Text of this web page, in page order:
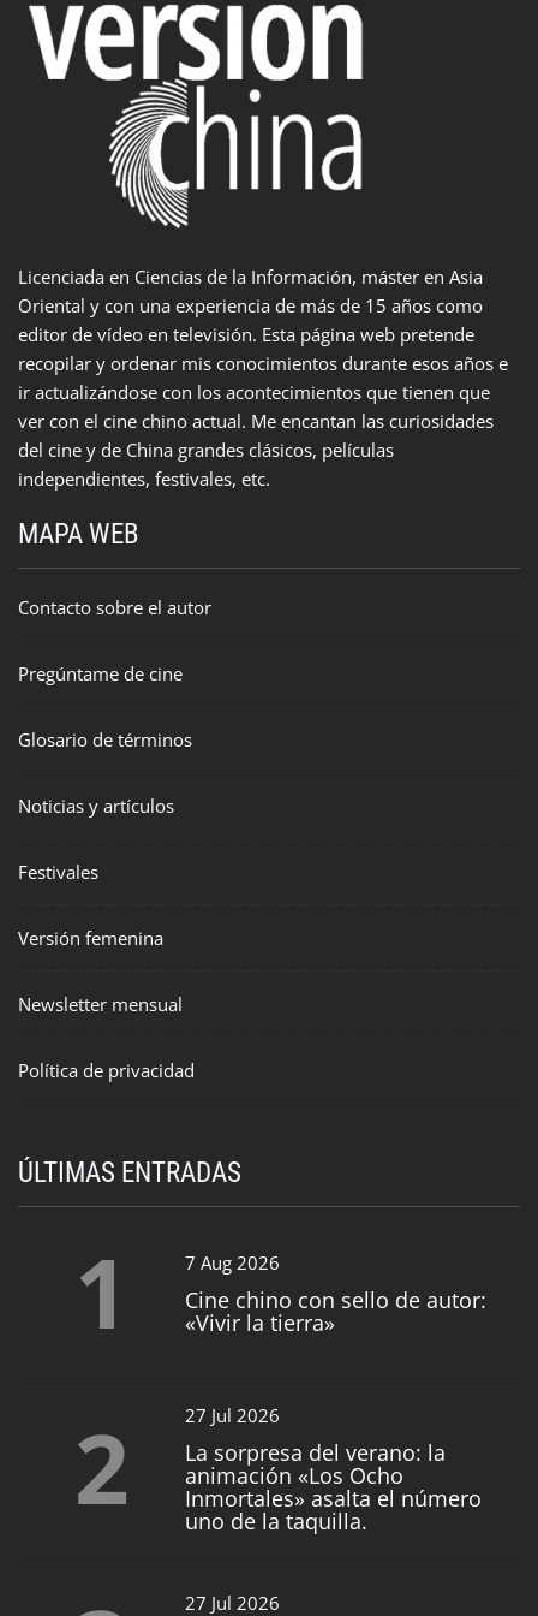
Licenciada en Ciencias de la Información, máster en Asia
Oriental y con una experiencia de más de 15 años como
editor de vídeo en televisión. Esta página web pretende
recopilar y ordenar mis conocimientos durante esos años e
ir actualizándose con los acontecimientos que tienen que
ver con el cine chino actual. Me encantan las curiosidades
del cine y de China grandes clásicos, películas
independientes, festivales, etc.
MAPA WEB
Contacto sobre el autor
Pregúntame de cine
Glosario de términos
Noticias y artículos
Festivales
Versión femenina
Newsletter mensual
Política de privacidad
ÚLTIMAS ENTRADAS
1 7 Aug 2026
Cine chino con sello de autor:
«Vivir la tierra»
2 27 Jul 2026
La sorpresa del verano: la
animación «Los Ocho
Inmortales» asalta el número
uno de la taquilla.
27 Jul 2026